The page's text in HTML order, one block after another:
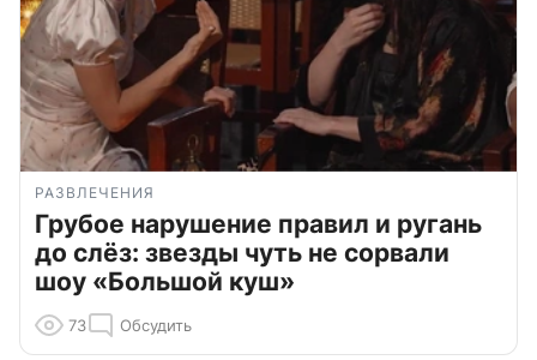
РАЗВЛЕЧЕНИЯ
Грубое нарушение правил и ругань
до слёз: звезды чуть не сорвали
шоу «Большой куш»
73 Обсудить